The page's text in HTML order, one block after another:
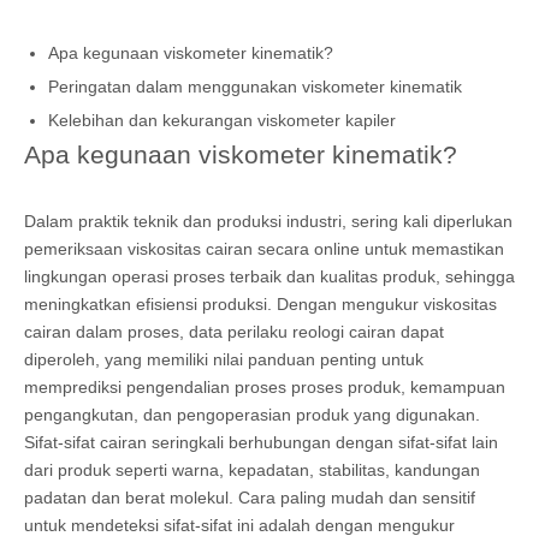
Apa kegunaan viskometer kinematik?
Peringatan dalam menggunakan viskometer kinematik
Kelebihan dan kekurangan viskometer kapiler
Apa kegunaan viskometer kinematik?
Dalam praktik teknik dan produksi industri, sering kali diperlukan
pemeriksaan viskositas cairan secara online untuk memastikan
lingkungan operasi proses terbaik dan kualitas produk, sehingga
meningkatkan efisiensi produksi. Dengan mengukur viskositas
cairan dalam proses, data perilaku reologi cairan dapat
diperoleh, yang memiliki nilai panduan penting untuk
memprediksi pengendalian proses proses produk, kemampuan
pengangkutan, dan pengoperasian produk yang digunakan.
Sifat-sifat cairan seringkali berhubungan dengan sifat-sifat lain
dari produk seperti warna, kepadatan, stabilitas, kandungan
padatan dan berat molekul. Cara paling mudah dan sensitif
untuk mendeteksi sifat-sifat ini adalah dengan mengukur